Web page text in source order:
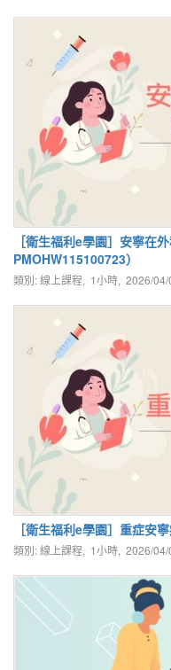
［衛生福利e學園］安寧在
PMOHW115100723）
類別: 線上課程, 1小時, 2026/04/
［衛生福利e學園］重症安
類別: 線上課程, 1小時, 2026/04/